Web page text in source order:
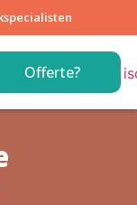
Offerte?